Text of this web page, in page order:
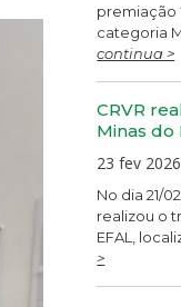
premiação
categoria
continua >
CRVR
Minas do
23 fev 2026
No dia 21/
realizou o
EFAL,
>